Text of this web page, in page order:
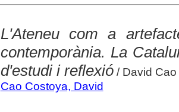
L'Ateneu com a
contemporània. La
d'estudi i reflexió/ David Cao
Cao Costoya, David